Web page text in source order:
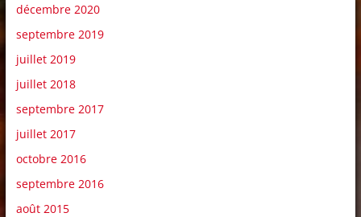
décembre 2020
septembre 2019
juillet 2019
juillet 2018
septembre 2017
juillet 2017
octobre 2016
septembre 2016
août 2015